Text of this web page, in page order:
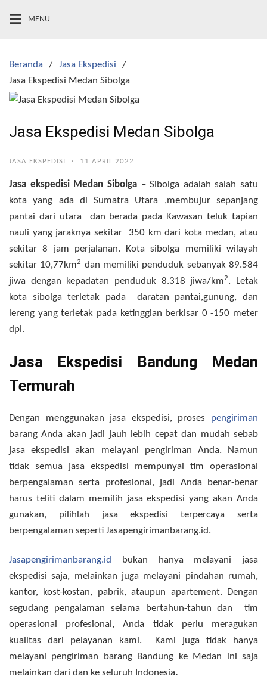
MENU
Beranda
Jasa Ekspedisi
Jasa Ekspedisi Medan Sibolga
Jasa Ekspedisi Medan Sibolga
JASA EKSPEDISI · 11 APRIL 2022
Jasa ekspedisi Medan Sibolga –Sibolga adalah salah satu
kota yang ada di Sumatra Utara ,membujur sepanjang
pantai dari utara dan berada pada Kawasan teluk tapian
nauli yang jaraknya sekitar 350 km dari kota medan, atau
sekitar 8 jam perjalanan. Kota sibolga memiliki wilayah
sekitar 10,77km2 dan memiliki penduduk sebanyak 89.584
jiwa dengan kepadatan penduduk 8.318 jiwa/km2. Letak
kota sibolga terletak pada daratan pantai,gunung, dan
lereng yang terletak pada ketinggian berkisar 0 -150 meter
dpl.
Jasa Ekspedisi Bandung Medan
Termurah
Dengan menggunakan jasa ekspedisi, proses pengiriman
barang Anda akan jadi jauh lebih cepat dan mudah sebab
jasa ekspedisi akan melayani pengiriman Anda. Namun
tidak semua jasa ekspedisi mempunyai tim operasional
berpengalaman serta profesional, jadi Anda benar-benar
harus teliti dalam memilih jasa ekspedisi yang akan Anda
gunakan, pilihlah jasa ekspedisi terpercaya serta
berpengalaman seperti Jasapengirimanbarang.id.
Jasapengirimanbarang.id
bukan hanya melayani jasa
ekspedisi saja, melainkan juga melayani pindahan rumah,
kantor, kost-kostan, pabrik, ataupun apartement. Dengan
segudang pengalaman selama bertahun-tahun dan tim
operasional profesional, Anda tidak perlu meragukan
kualitas dari pelayanan kami. Kami juga tidak hanya
melayani pengiriman barang Bandung ke Medan ini saja
melainkan dari dan ke seluruh Indonesia.